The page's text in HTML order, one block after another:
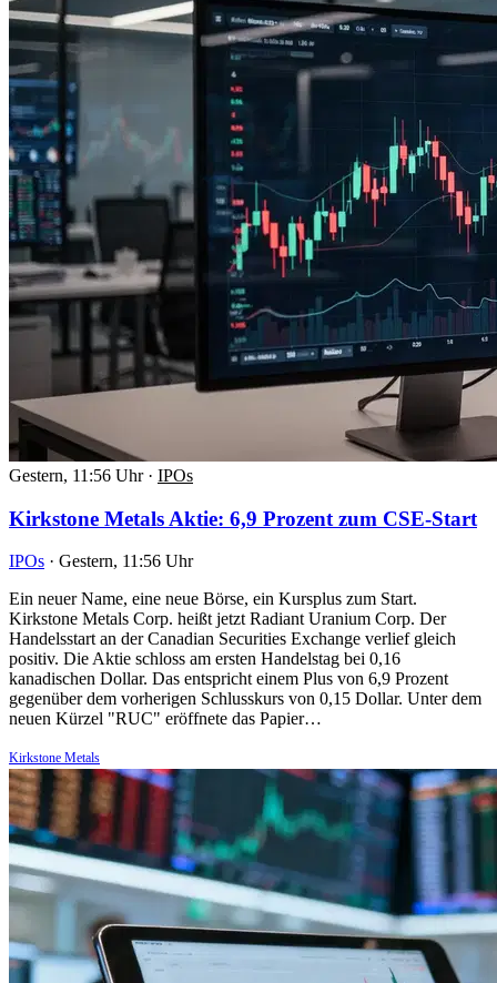
Gestern, 11:56 Uhr · IPOs
Kirkstone Metals Aktie: 6,9 Prozent zum CSE-Start
IPOs · Gestern, 11:56 Uhr
Ein neuer Name, eine neue Börse, ein Kursplus zum Start.
Kirkstone Metals Corp. heißt jetzt Radiant Uranium Corp. Der
Handelsstart an der Canadian Securities Exchange verlief gleich
positiv. Die Aktie schloss am ersten Handelstag bei 0,16
kanadischen Dollar. Das entspricht einem Plus von 6,9 Prozent
gegenüber dem vorherigen Schlusskurs von 0,15 Dollar. Unter dem
neuen Kürzel "RUC" eröffnete das Papier…
Kirkstone Metals